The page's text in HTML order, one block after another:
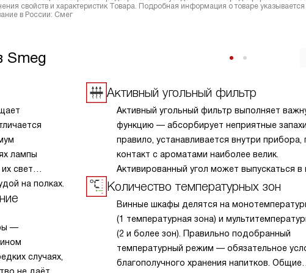
свойств и характеристик Товара. Подробная информация о товаре указывается
в России: Смег
Smeg
лампы
свет
на полках.
—
случаях,
Активный угольный фильтр
Активный угольный фильтр выполняет
функцию — абсорбирует неприятные
правило, устанавливается внутри прибора,
контакт с ароматами наиболее велик.
Активированный угол может выпускаться в
пластины или же в гранулах. Он запирает
Количество температурных зон
Винные шкафы делятся на
(1 температурная зона) и
(2 и более зон). Правильно подобранный
температурный режим — обязательное
благополучного хранения напитков. Общие